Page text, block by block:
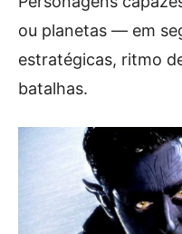
ou planetas — em
estratégicas, ritmo
batalhas.